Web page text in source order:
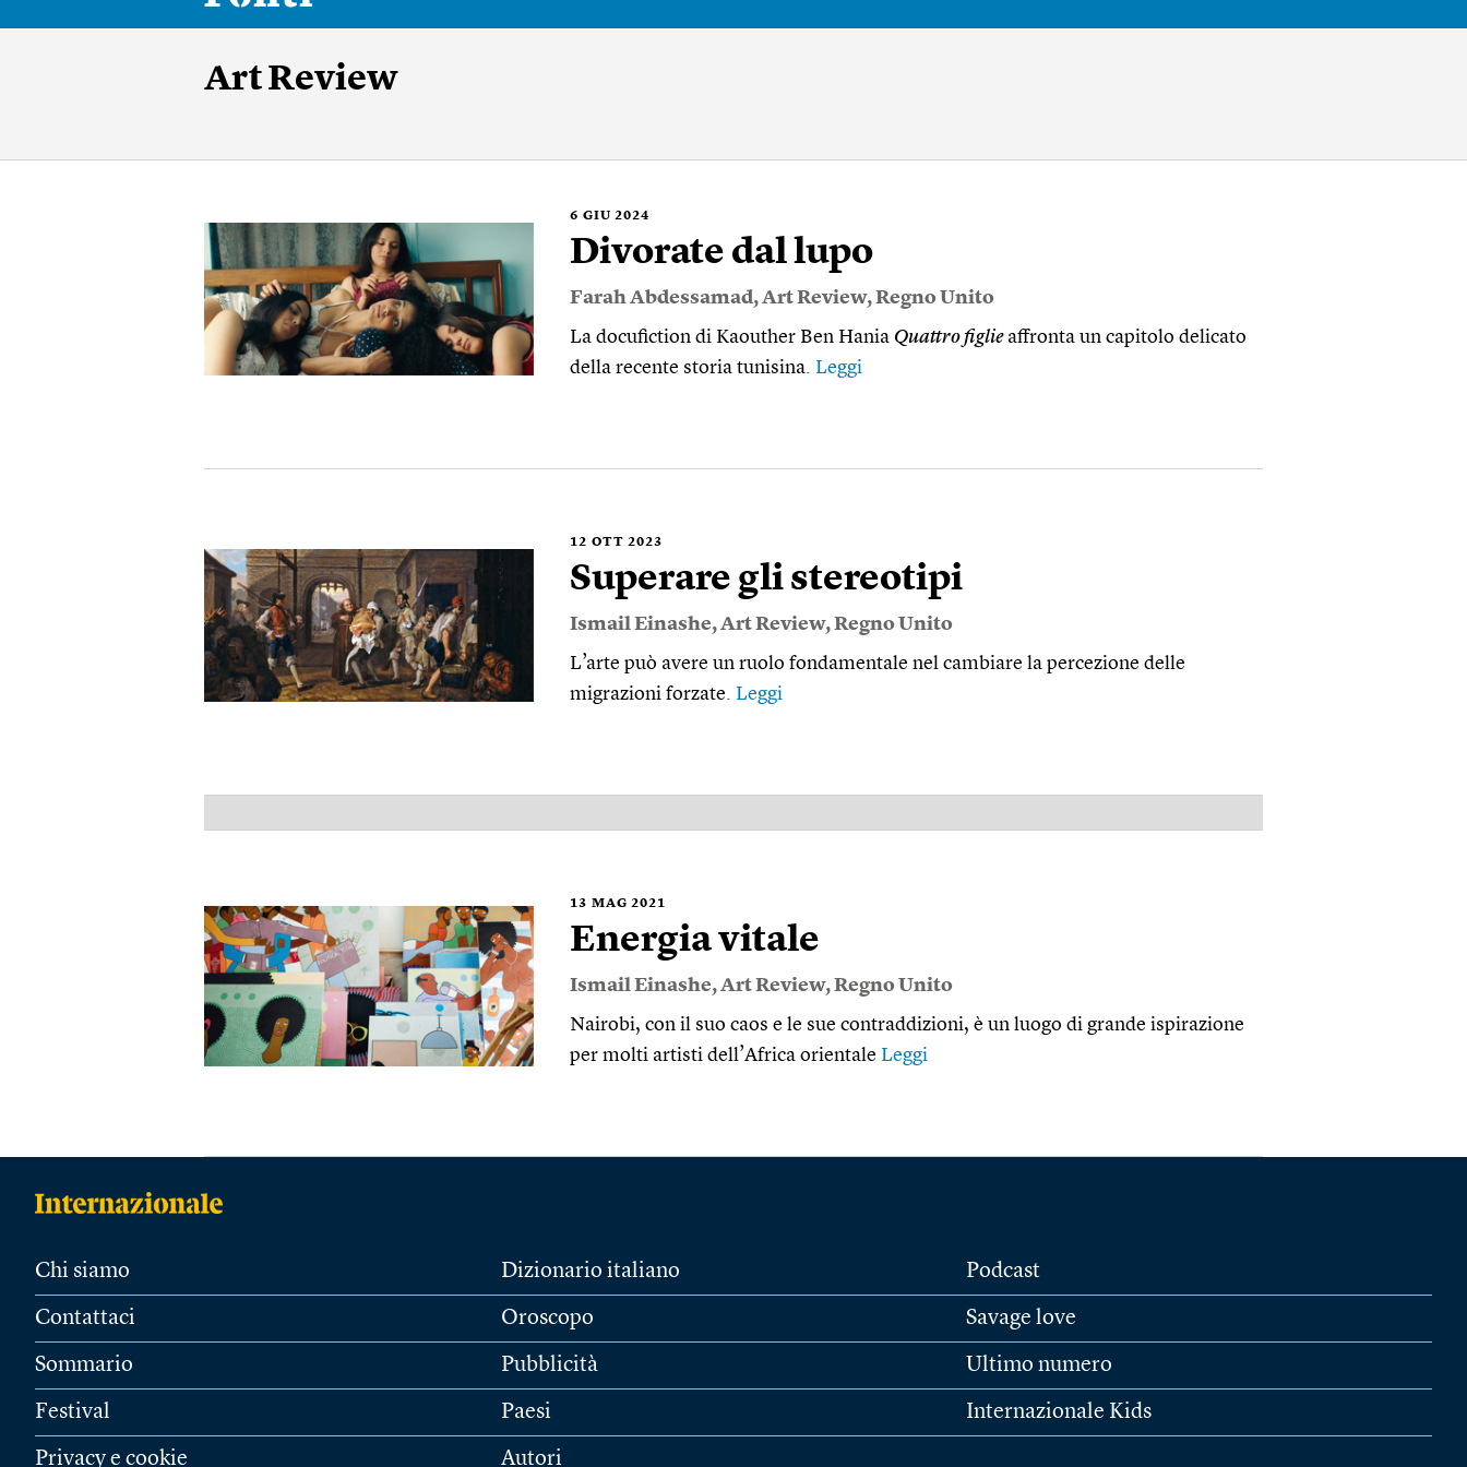
Art Review
6 GIU 2024
Divorate dal lupo
Farah Abdessamad,Art Review,Regno Unito
La docufiction di Kaouther Ben Hania Quattro figlieaffronta un capitolo delicato
della recente storia tunisina. Leggi
12 OTT 2023
Superare gli stereotipi
Ismail Einashe,Art Review,Regno Unito
L’arte può avere un ruolo fondamentale nel cambiare la percezione delle
migrazioni forzate. Leggi
13 MAG 2021
Energia vitale
Ismail Einashe,Art Review,Regno Unito
Nairobi, con il suo caos e le sue contraddizioni, è un luogo di grande ispirazione
per molti artisti dell’Africa orientale Leggi
Chi siamo
Contattaci
Sommario
Festival
Privacy e cookie
Dizionario italiano
Oroscopo
Pubblicità
Paesi
Autori
Podcast
Savage love
Ultimo numero
Internazionale Kids